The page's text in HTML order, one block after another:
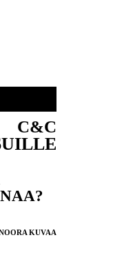
C&C
KUVAA